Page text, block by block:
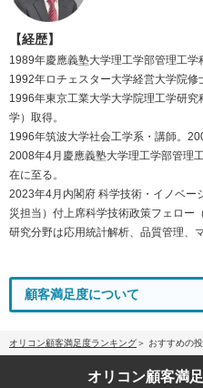
【経歴】
1989年慶應義塾大学理工学部管理工学
1992年ロチェスター大学経営大学院修
1996年東京工業大学大学院理工学研
学）取得。
1996年筑波大学社会工学系・講師。
2008年4月慶應義塾大学理工学部管理
在に至る。
2023年4月内閣府 科学技術・イノベー
災担当）付上席科学技術政策フェロー
研究分野は応用統計解析、品質管理、
顧客満足度について
オリコン顧客満足度ランキング おすすめの
オリコン顧客満